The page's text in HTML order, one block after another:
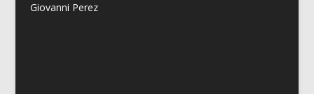
Giovanni Perez